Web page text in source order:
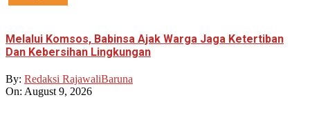
Melalui Komsos, Babinsa Ajak Warga Jaga Ketertiban
Dan Kebersihan Lingkungan
By: Redaksi RajawaliBaruna
On: August 9, 2026